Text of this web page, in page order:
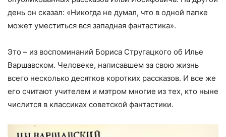
день он сказал: «Никогда не думал, что в одной папке
может уместиться вся западная фантастика».
Это – из воспоминаний Бориса Стругацкого об Илье
Варшавском. Человеке, написавшем за свою жизнь
всего несколько десятков коротких рассказов. И все же
его считают учителем и мэтром многие из тех, кто ныне
числится в классиках советской фантастики.